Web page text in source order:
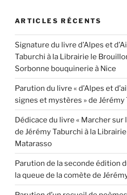
ARTICLES RÉCENTS
Signature du livre d’Alpes et
Taburchi à la Librairie le
Sorbonne bouquinerie à Nice
Parution du livre « d’Alpes et
signes et mystères » de Jérémy
Dédicace du livre « Marcher sur
de Jérémy Taburchi à la
Matarasso
Parution de la seconde édition
la queue de la comète de